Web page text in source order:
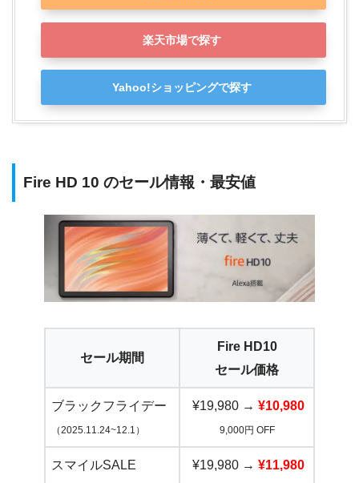
楽天市場で探す
Yahoo!ショッピングで探す
Fire HD 10 のセール情報・最安値
セール期間
Fire HD10
セール価格
ブラックフライデー
（2025.11.24~12.1）
¥19,980 → ¥10,980
9,000円 OFF
スマイルSALE ¥19,980 → ¥11,980